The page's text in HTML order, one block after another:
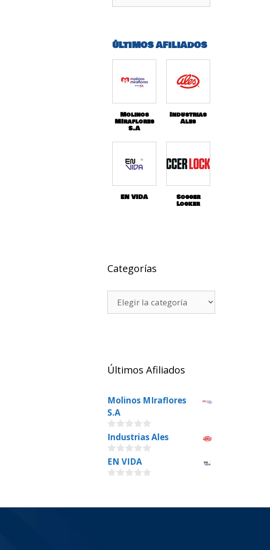
ÚLTIMOS AFILIADOS
Molinos
MIraflores
S.A
Industrias
Ales
EN VIDA Soccer
Locker
Categorías
Últimos Afiliados
Molinos MIraflores
S.A
0
o
u
t
o
f
Industrias Ales
0
o
u
5
EN VIDA
t